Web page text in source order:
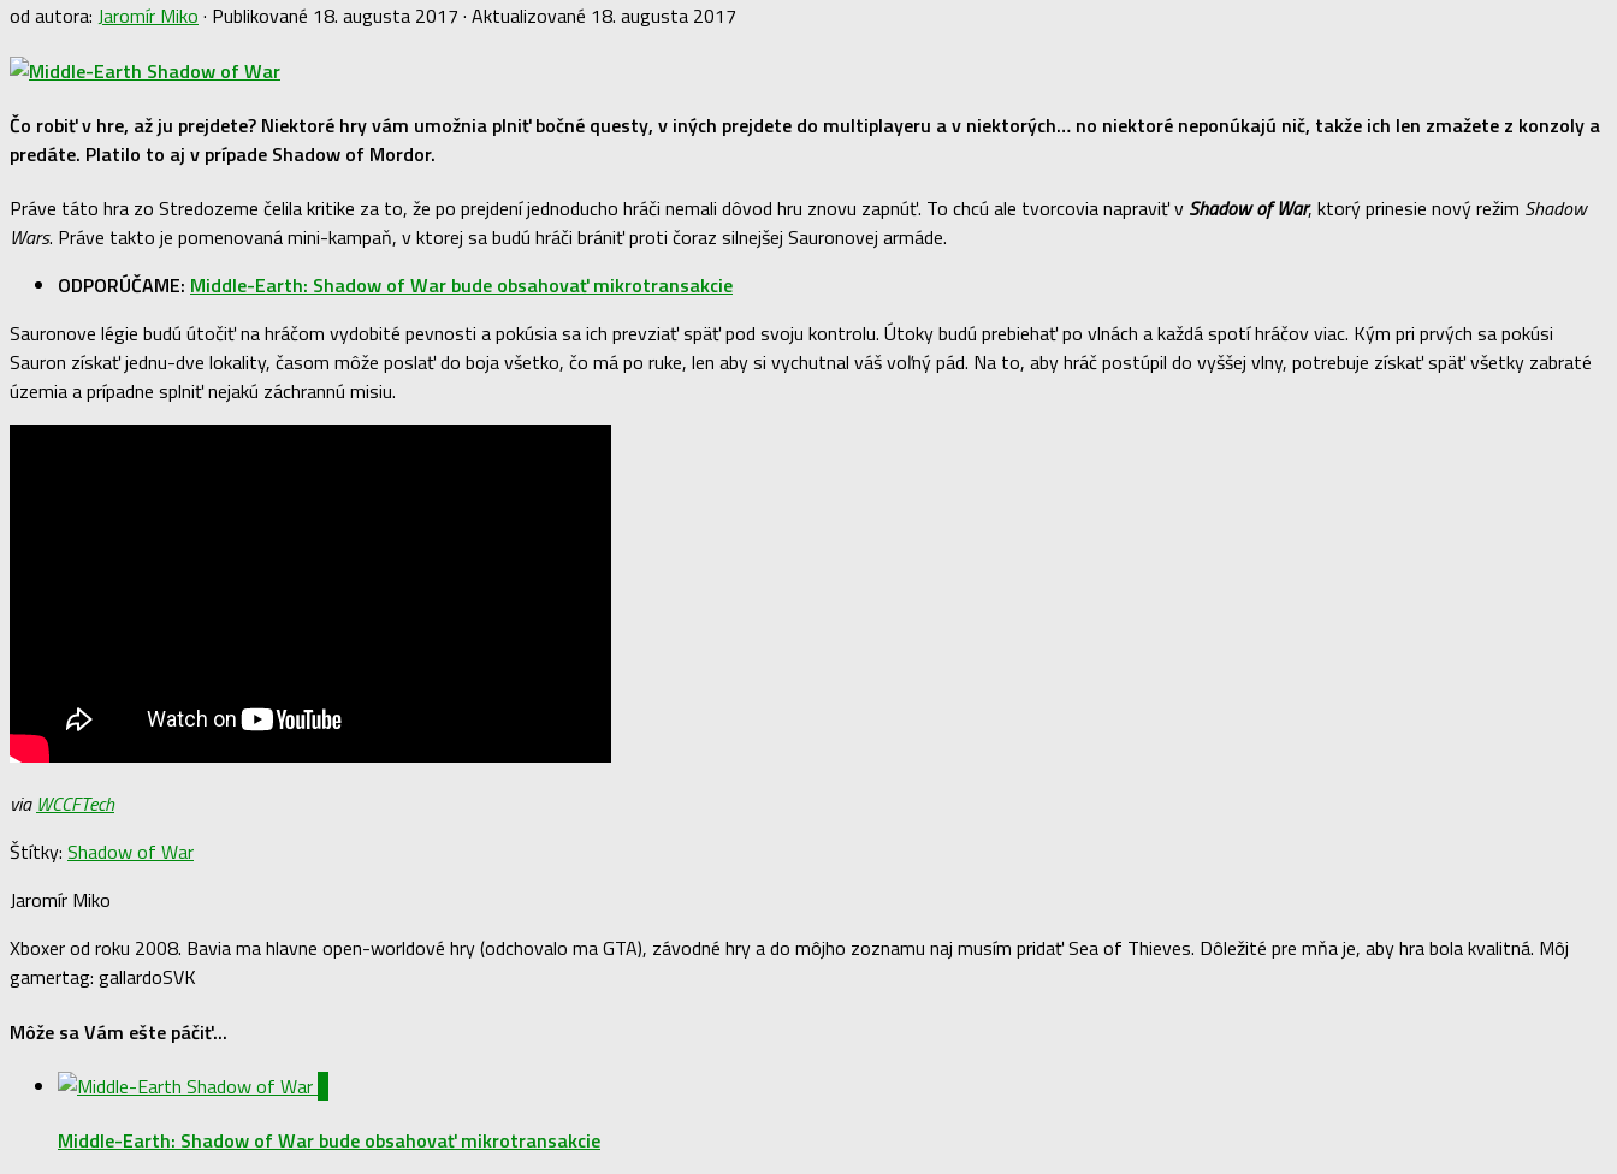
od autora: Jaromír Miko · Publikované 18. augusta 2017 · Aktualizované 18. augusta 2017
Čo robiť v hre, až ju prejdete? Niektoré hry vám umožnia plniť bočné questy, v iných prejdete do multiplayeru a v niektorých… no niektoré neponúkajú nič, takže ich len zmažete z konzoly a
predáte. Platilo to aj v prípade Shadow of Mordor.
Práve táto hra zo Stredozeme čelila kritike za to, že po prejdení jednoducho hráči nemali dôvod hru znovu zapnúť. To chcú ale tvorcovia napraviť v Shadow of War, ktorý prinesie nový režim Shadow
Wars. Práve takto je pomenovaná mini-kampaň, v ktorej sa budú hráči brániť proti čoraz silnejšej Sauronovej armáde.
ODPORÚČAME: Middle-Earth: Shadow of War bude obsahovať mikrotransakcie
Sauronove légie budú útočiť na hráčom vydobité pevnosti a pokúsia sa ich prevziať späť pod svoju kontrolu. Útoky budú prebiehať po vlnách a každá spotí hráčov viac. Kým pri prvých sa pokúsi
Sauron získať jednu-dve lokality, časom môže poslať do boja všetko, čo má po ruke, len aby si vychutnal váš voľný pád. Na to, aby hráč postúpil do vyššej vlny, potrebuje získať späť všetky zabraté
územia a prípadne splniť nejakú záchrannú misiu.
via WCCFTech
Štítky: Shadow of War
Jaromír Miko
Xboxer od roku 2008. Bavia ma hlavne open-worldové hry (odchovalo ma GTA), závodné hry a do môjho zoznamu naj musím pridať Sea of Thieves. Dôležité pre mňa je, aby hra bola kvalitná. Môj
gamertag: gallardoSVK
Môže sa Vám ešte páčiť...
Middle-Earth: Shadow of War bude obsahovať mikrotransakcie